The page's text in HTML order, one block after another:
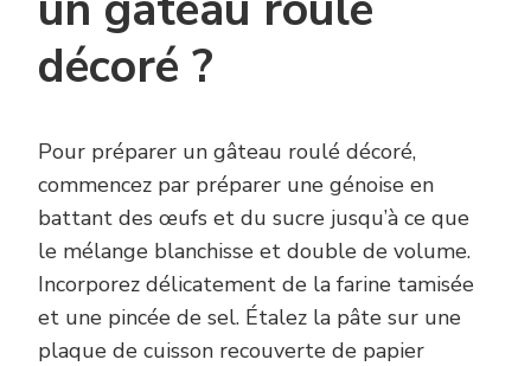
décoré ?
Pour préparer un gâteau roulé décoré,
commencez par préparer une génoise en
battant des œufs et du sucre jusqu’à ce que
le mélange blanchisse et double de volume.
Incorporez délicatement de la farine tamisée
et une pincée de sel. Étalez la pâte sur une
plaque de cuisson recouverte de papier